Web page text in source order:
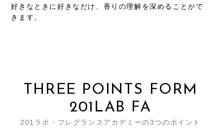
好きなときに好きなだけ、香りの理解を深めることがで
きます。
THREE POINTS FORM
201LAB FA
201ラボ・フレグランスアカデミーの3つのポイント